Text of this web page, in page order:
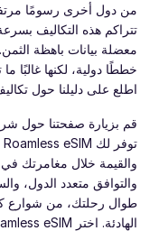
من دول أخرى رسومًا
تتراكم هذه التكاليف
معضلة بيانات باهظة
خططًا دولية، لكنها غالبًا
اطلع على دليلنا حول
والقيمة خلال مغامرتك في
والتوافق متعدد الدول،
طوال رحلتك، من شوارع